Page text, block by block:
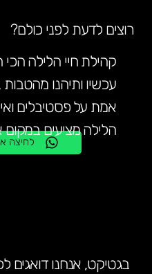
לחיצה
קהילת חיי הלילה
עכשיו ותיהנו מהטבות
אמת על פסטיבלים
הלילה מציעים
רוצים לדעת לפני כולם?
בגטיקט, אנחנו